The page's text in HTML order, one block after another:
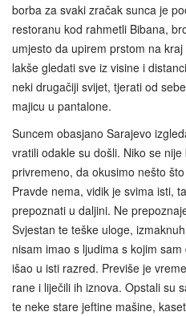
borba za svaki zračak sunca je
restoranu kod rahmetli Bibana,
umjesto da upirem prstom na
lakše gledati sve iz visine i
neki drugačiji svijet, tjerati od
majicu u pantalone.
Suncem obasjano Sarajevo
vratili odakle su došli. Niko se
privremeno, da okusimo nešto
Pravde nema, vidik je svima isti,
prepoznati u daljini. Ne
Svjestan te teške uloge,
nisam imao s ljudima s kojim
išao u isti razred. Previše je
rane i liječili ih iznova. Opstali su
te neke stare jeftine mašine,